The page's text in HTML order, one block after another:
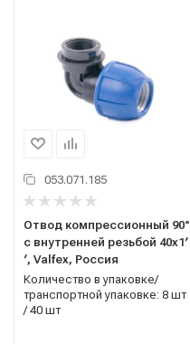
053.071.185
Отвод компрессионный 90°
с внутренней резьбой 40x1′
′, Valfex, Россия
Количество в упаковке/
транспортной упаковке: 8 шт
/ 40 шт